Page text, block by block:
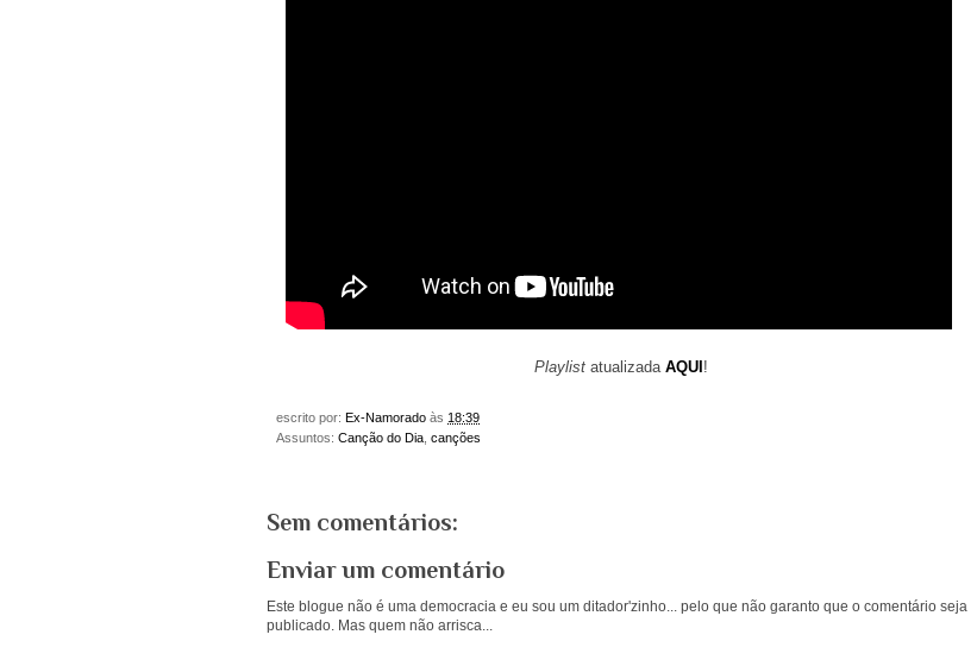
Playlist atualizada AQUI !
escrito por: Ex-Namorado às 18:39
Assuntos: Canção do Dia canções
Sem comentários:
Enviar um comentário
Este blogue não é uma democracia e eu sou um ditador'zinho... pelo que não garanto que o comentário seja
publicado. Mas quem não arrisca...